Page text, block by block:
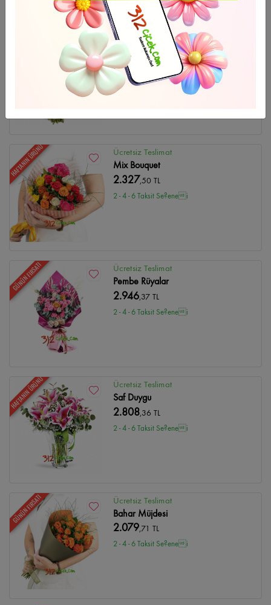
Ücretsiz Teslimat
Düğün Çelenk-10
4.748 ,47 TL
2 - 4 - 6 Taksit Se?enei
HAFTANIN ÜRÜNÜ Ücretsiz Teslimat
Mix Bouquet
2.327,50 TL
2 - 4 - 6 Taksit Se?enei
GÜNÜN FIRSATI Ücretsiz Teslimat
Pembe Rüyalar
2.946,37 TL
2 - 4 - 6 Taksit Se?enei
HAFTANIN ÜRÜNÜ Ücretsiz Teslimat
Saf Duygu
2.808,36 TL
2 - 4 - 6 Taksit Se?enei
GÜNÜN FIRSATI Ücretsiz Teslimat
Bahar Müjdesi
2.079,71 TL
2 - 4 - 6 Taksit Se?enei